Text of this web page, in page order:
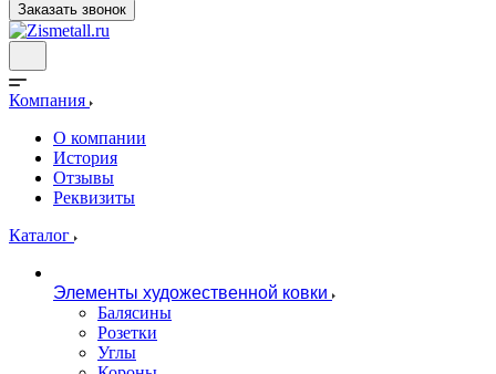
Заказать звонок
Компания
О компании
История
Отзывы
Реквизиты
Каталог
Элементы художественной ковки
Балясины
Розетки
Углы